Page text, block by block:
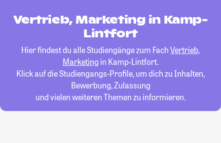
Vertrieb, Marketing in Kamp-
Lintfort
Hier findest du alle Studiengänge zum FachVertrieb,
Marketing in Kamp-Lintfort.
Klick auf die Studiengangs-Profile, um dich zu Inhalten,
Bewerbung, Zulassung
und vielen weiteren Themen zu informieren.